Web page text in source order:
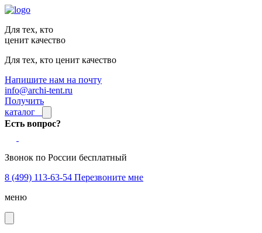
Для тех, кто
ценит качество
Для тех, кто ценит качество
Напишите нам на почту
info@archi-tent.ru
Получить
каталог
Есть вопрос?
Звонок по России бесплатный
8 (499) 113-63-54 Перезвоните мне
меню